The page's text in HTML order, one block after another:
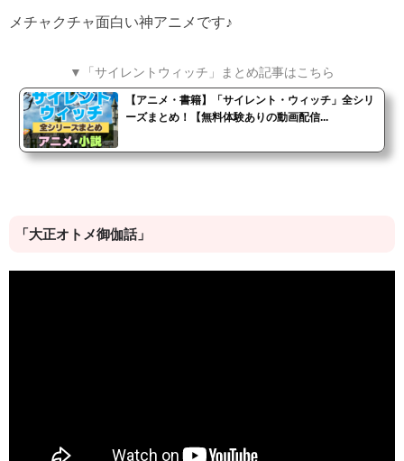
メチャクチャ面白い神アニメです♪
▼「サイレントウィッチ」まとめ記事はこちら
【アニメ・書籍】「サイレント・ウィッチ」全シリ
ーズまとめ！【無料体験ありの動画配信...
「大正オトメ御伽話」